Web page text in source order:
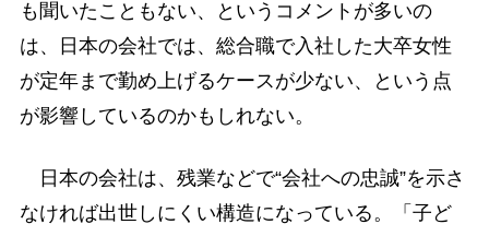
も聞いたこともない、というコメントが多いの
は、日本の会社では、総合職で入社した大卒女性
が定年まで勤め上げるケースが少ない、という点
が影響しているのかもしれない。
日本の会社は、残業などで“会社への忠誠”を示さ
なければ出世しにくい構造になっている。「子ど